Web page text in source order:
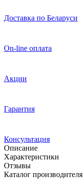
Доставка по Беларуси
On-line оплата
Акции
Гарантия
Консультация
Описание
Характеристики
Отзывы
Каталог производителя